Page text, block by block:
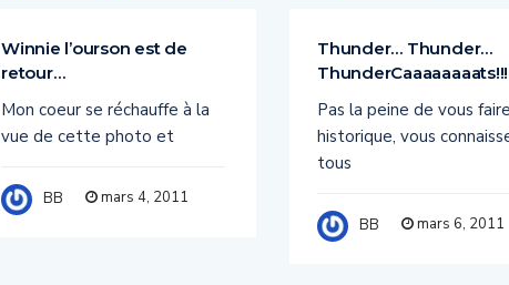
Winnie l’ourson est de
retour…
Mon coeur se réchauffe à la
vue de cette photo et
BB mars 4, 2011
Thunder… Thunder…
ThunderCaaaaaaaats!!!
Pas la peine de vous
historique, vous
tous
BB mars 6, 2011